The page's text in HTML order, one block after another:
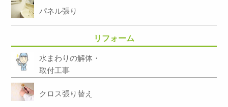
パネル張り
リフォーム
水まわりの解体・
取付工事
クロス張り替え